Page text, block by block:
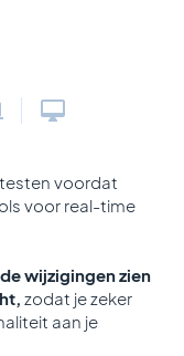
voordat
voor real-time
wijzigingen zien
zodat je zeker
aan je